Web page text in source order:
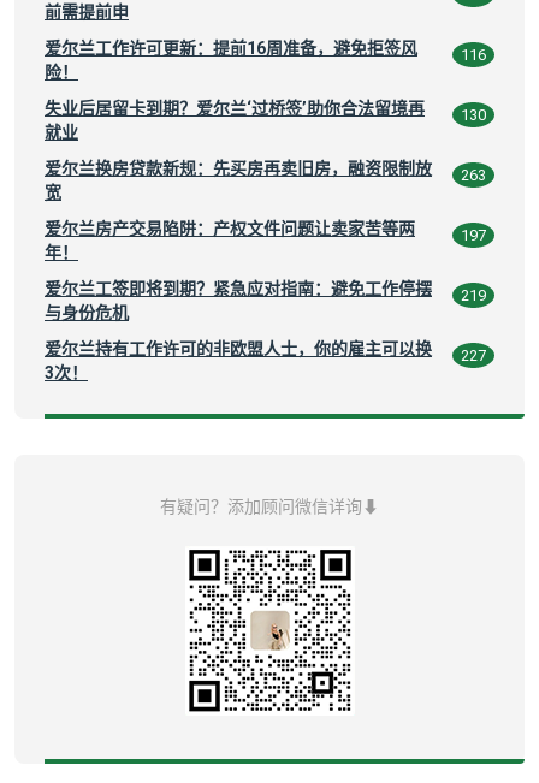
前需提前申
爱尔兰工作许可更新：提前16周准备，避免拒签风
险！
116
失业后居留卡到期？爱尔兰‘过桥签’助你合法留境再
就业
130
爱尔兰换房贷款新规：先买房再卖旧房，融资限制放
宽
263
爱尔兰房产交易陷阱：产权文件问题让卖家苦等两
年！
197
爱尔兰工签即将到期？紧急应对指南：避免工作停摆
与身份危机
219
爱尔兰持有工作许可的非欧盟人士，你的雇主可以换
3次！
227
有疑问？添加顾问微信详询⬇